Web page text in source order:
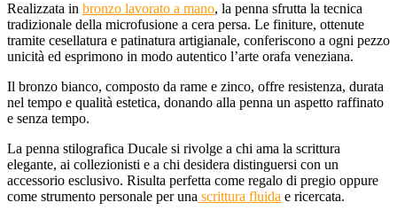
Realizzata in bronzo lavorato a mano, la penna sfrutta la tecnica
tradizionale della microfusione a cera persa. Le finiture, ottenute
tramite cesellatura e patinatura artigianale, conferiscono a ogni pezzo
unicità ed esprimono in modo autentico l’arte orafa veneziana.
Il bronzo bianco, composto da rame e zinco, offre resistenza, durata
nel tempo e qualità estetica, donando alla penna un aspetto raffinato
e senza tempo.
La penna stilografica Ducale si rivolge a chi ama la scrittura
elegante, ai collezionisti e a chi desidera distinguersi con un
accessorio esclusivo. Risulta perfetta come regalo di pregio oppure
come strumento personale per una scrittura fluida e ricercata.